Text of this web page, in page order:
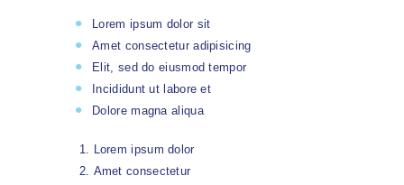
Lorem ipsum dolor sit
Amet consectetur adipisicing
Elit, sed do eiusmod tempor
Incididunt ut labore et
Dolore magna aliqua
Lorem ipsum dolor
Amet consectetur